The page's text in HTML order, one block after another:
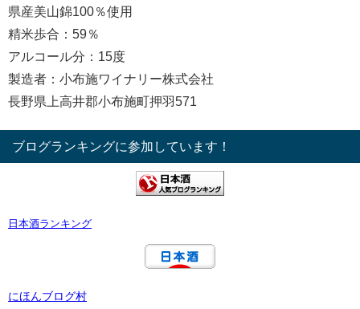
県産美山錦100％使用
精米歩合：59％
アルコール分：15度
製造者：小布施ワイナリー株式会社
長野県上高井郡小布施町押羽571
ブログランキングに参加しています！
日本酒ランキング
にほんブログ村